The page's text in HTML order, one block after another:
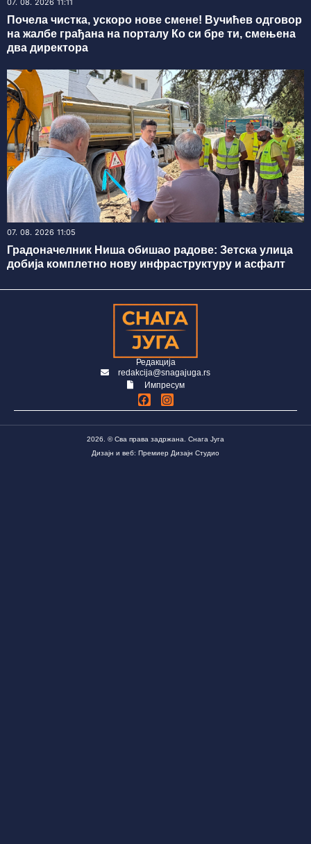
07. 08. 2026 11:11
Почела чистка, ускоро нове смене! Вучићев одговор
на жалбе грађана на порталу Ко си бре ти, смењена
два директора
07. 08. 2026 11:05
Градоначелник Ниша обишао радове: Зетска улица
добија комплетно нову инфраструктуру и асфалт
Редакција
redakcija@snagajuga.rs
Импресум
2026. © Сва права задржана. Снага Југа
Дизајн и веб: Премиер Дизајн Студио